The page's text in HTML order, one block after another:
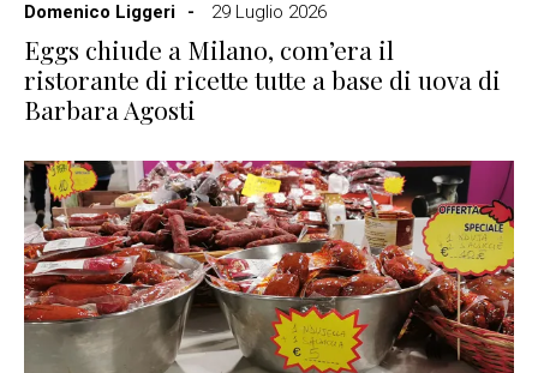
Domenico Liggeri
29 Luglio 2026
Eggs chiude a Milano, com’era il
ristorante di ricette tutte a base di uova di
Barbara Agosti